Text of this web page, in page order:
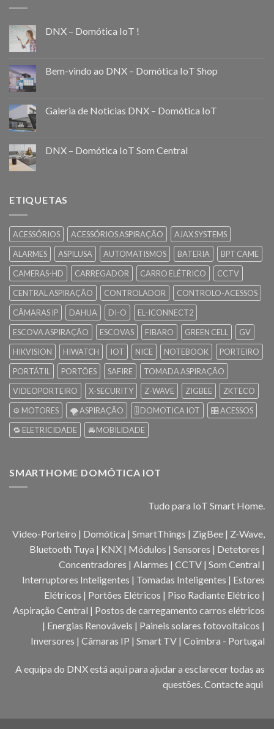
DNX – Domótica IoT !
Bem-vindo ao DNX – Domótica IoT Shop
Galeria de Noticias DNX – Domótica IoT
DNX – Domótica IoT Som Central
ETIQUETAS
ACESSÓRIOS ACESSÓRIOS ASPIRAÇÃO
AJAX SYSTEMS
ALARMES
ASPILUSA AUTOMATISMOS BATERIA
BPT CAME
CAMERAS-HD
CARREGADOR CARRO ELÉTRICO
CCTV
CENTRAL ASPIRAÇÃO
CONTROLADOR
CONTROLO-ACESSOS
CÂMARAS IP
DAHUA DI-O
EL-ICONNECT2
ESCOVA ASPIRAÇÃO
ESCOVAS FIBARO GREEN CELL
GV
HIKVISION
HIWATCH IOT NICE NOTEBOOK
PORTEIRO
PORTÁTIL
PORTÕES SAFIRE
TOMADA ASPIRAÇÃO
VIDEOPORTEIRO
X-SECURITY Z-WAVE ZIGBEE
ZKTECO
⚙️ MOTORES
🌪️ ASPIRAÇÃO 🎚️ DOMOTICA IOT
🎛️ ACESSOS
🔁 ELETRICIDADE
🚘 MOBILIDADE
SMARTHOME DOMÓTICA IOT
Tudo para IoT Smart Home.
Video-Porteiro | Domótica | SmartThings | ZigBee | Z-Wave,
Bluetooth Tuya | KNX | Módulos | Sensores | Detetores |
Concentradores | Alarmes | CCTV | Som Central |
Interruptores Inteligentes | Tomadas Inteligentes | Estores
Elétricos | Portões Elétricos | Piso Radiante Elétrico |
Aspiração Central | Postos de carregamento carros elétricos
| Energias Renováveis | Paineis solares fotovoltaicos |
Inversores | Câmaras IP | Smart TV | Coimbra - Portugal
A equipa do DNX está aqui para ajudar a esclarecer todas as
questões. Contacte aqui